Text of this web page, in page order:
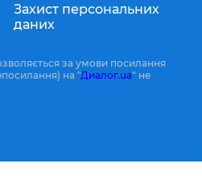
Захист персональних
даних
за умови посилання
на "Диалог.ua" не